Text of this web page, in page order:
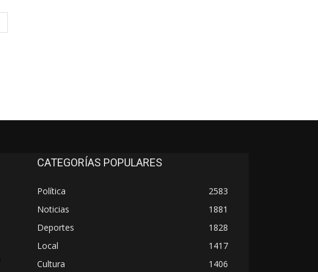
web:
CATEGORÍAS POPULARES
Política
2583
Noticias
1881
Deportes
1828
Local
1417
Cultura
1406